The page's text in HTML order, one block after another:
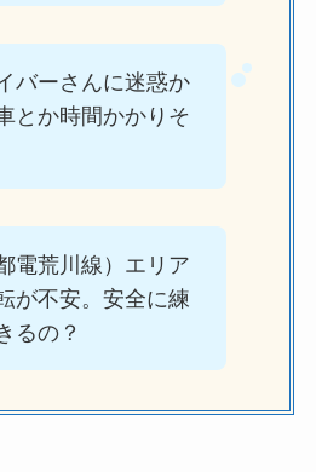
バーさんに迷惑か
とか時間かかりそ
電荒川線）エリア
が不安。安全に練
るの？